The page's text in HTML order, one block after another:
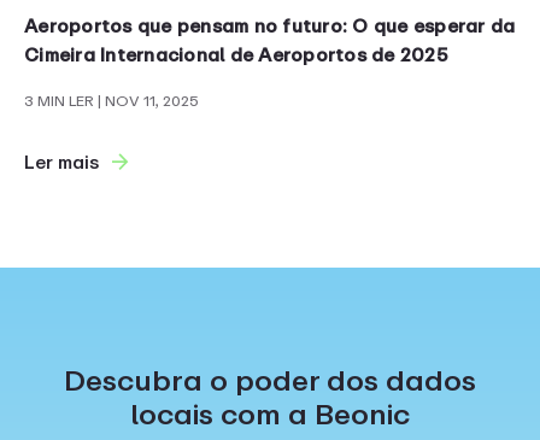
Aeroportos que pensam no futuro: O que esperar da
Cimeira Internacional de Aeroportos de 2025
3 MIN LER | NOV 11, 2025
Ler mais
Descubra o poder dos dados
locais com a Beonic